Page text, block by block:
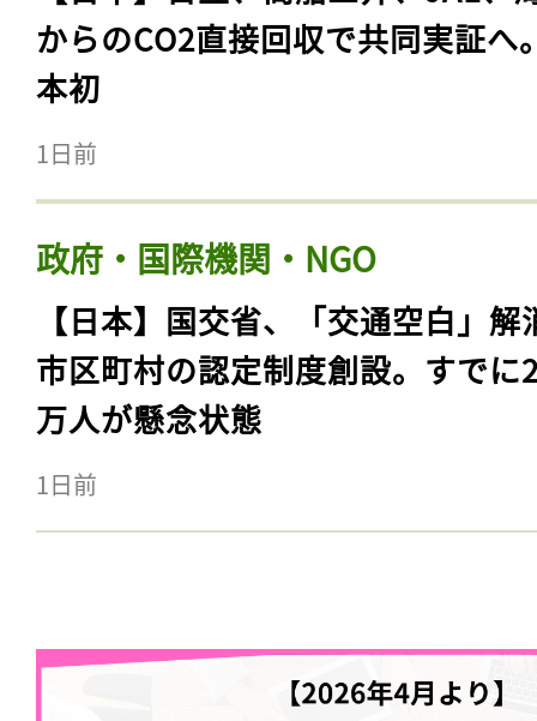
からのCO2直接回収で共同実証へ
本初
1日前
政府・国際機関・NGO
【日本】国交省、「交通空白」解
市区町村の認定制度創設。すでに
万人が懸念状態
1日前